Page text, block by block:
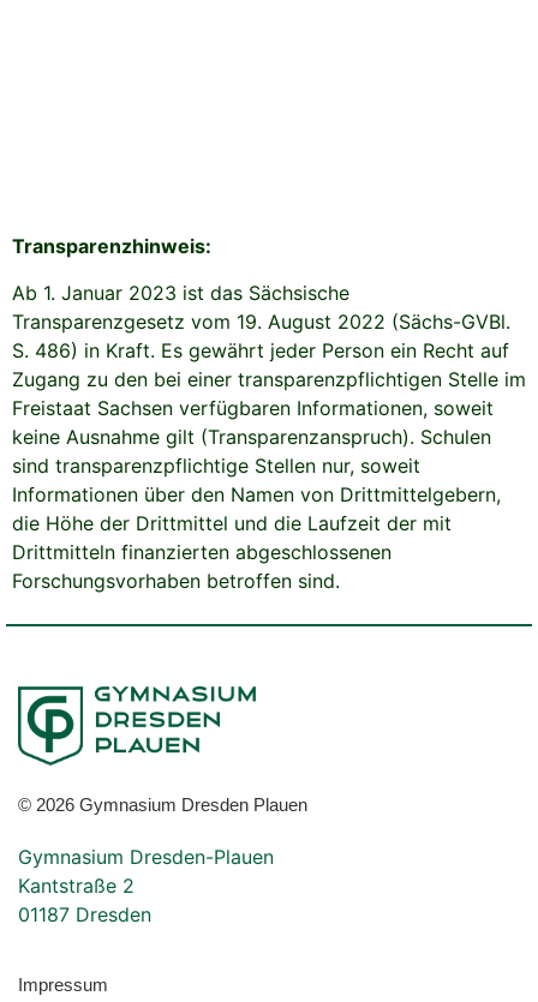
Transparenzhinweis:
Ab 1. Januar 2023 ist das Sächsische
Transparenzgesetz vom 19. August 2022 (Sächs-GVBl.
S. 486) in Kraft. Es gewährt jeder Person ein Recht auf
Zugang zu den bei einer transparenzpflichtigen Stelle im
Freistaat Sachsen verfügbaren Informationen, soweit
keine Ausnahme gilt (Transparenzanspruch). Schulen
sind transparenzpflichtige Stellen nur, soweit
Informationen über den Namen von Drittmittelgebern,
die Höhe der Drittmittel und die Laufzeit der mit
Drittmitteln finanzierten abgeschlossenen
Forschungsvorhaben betroffen sind.
© 2026 Gymnasium Dresden Plauen
Gymnasium Dresden-Plauen
Kantstraße 2
01187 Dresden
Impressum